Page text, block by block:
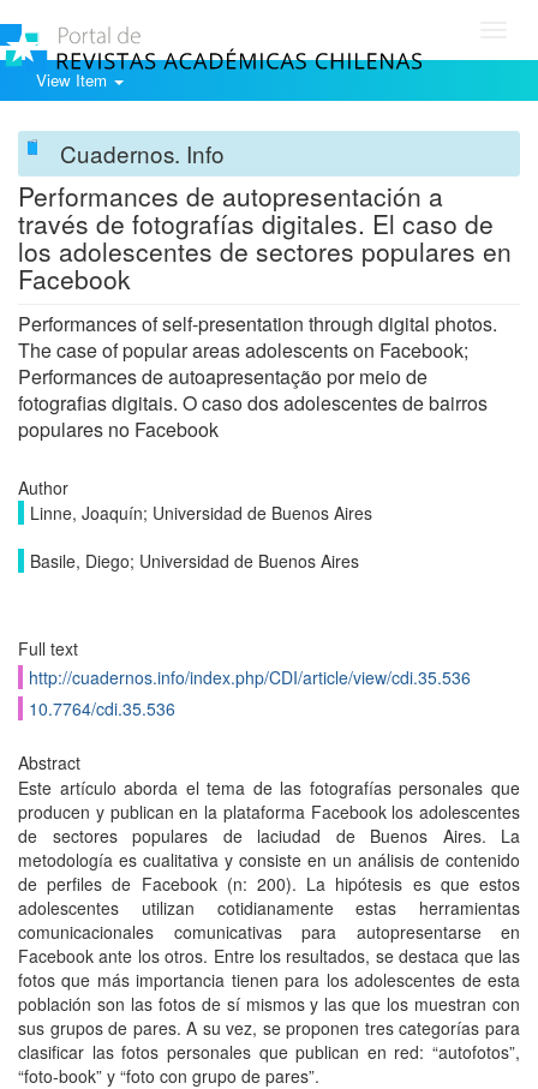
View Item
Cuadernos. Info
Performances de autopresentación a
través de fotografías digitales. El caso de
los adolescentes de sectores populares en
Facebook
Performances of self-presentation through digital photos.
The case of popular areas adolescents on Facebook;
Performances de autoapresentação por meio de
fotografias digitais. O caso dos adolescentes de bairros
populares no Facebook
Author
Linne, Joaquín; Universidad de Buenos Aires
Basile, Diego; Universidad de Buenos Aires
Full text
http://cuadernos.info/index.php/CDI/article/view/cdi.35.536
10.7764/cdi.35.536
Abstract
Este artículo aborda el tema de las fotografías personales que
producen y publican en la plataforma Facebook los adolescentes
de sectores populares de laciudad de Buenos Aires. La
metodología es cualitativa y consiste en un análisis de contenido
de perfiles de Facebook (n: 200). La hipótesis es que estos
adolescentes utilizan cotidianamente estas herramientas
comunicacionales comunicativas para autopresentarse en
Facebook ante los otros. Entre los resultados, se destaca que las
fotos que más importancia tienen para los adolescentes de esta
población son las fotos de sí mismos y las que los muestran con
sus grupos de pares. A su vez, se proponen tres categorías para
clasificar las fotos personales que publican en red: “autofotos”,
“foto-book” y “foto con grupo de pares”.